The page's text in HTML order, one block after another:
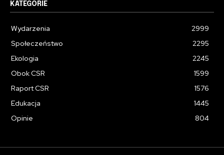
KATEGORIE
Wydarzenia
2999
Społeczeństwo
2295
Ekologia
2245
Obok CSR
1599
Raport CSR
1576
Edukacja
1445
Opinie
804